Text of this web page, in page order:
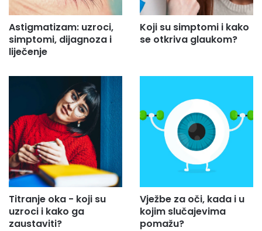
Astigmatizam: uzroci,
simptomi, dijagnoza i
liječenje
Koji su simptomi i kako
se otkriva glaukom?
Titranje oka - koji su
uzroci i kako ga
zaustaviti?
Vježbe za oči, kada i u
kojim slučajevima
pomažu?